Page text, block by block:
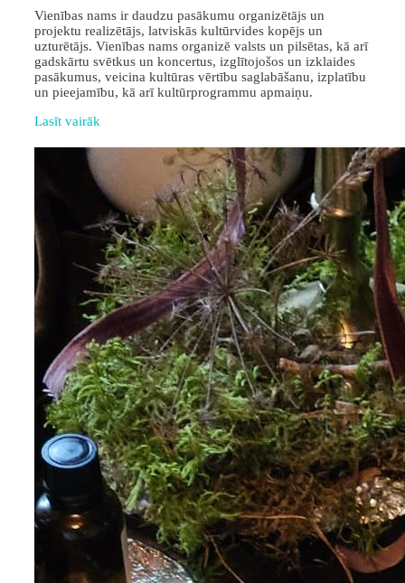
Vienības nams ir daudzu pasākumu organizētājs un
projektu realizētājs, latviskās kultūrvides kopējs un
uzturētājs. Vienības nams organizē valsts un pilsētas, kā arī
gadskārtu svētkus un koncertus, izglītojošos un izklaides
pasākumus, veicina kultūras vērtību saglabāšanu, izplatību
un pieejamību, kā arī kultūrprogrammu apmaiņu.
Lasīt vairāk